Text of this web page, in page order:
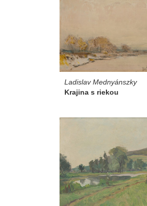
Ladislav Mednyánszky
Krajina s riekou